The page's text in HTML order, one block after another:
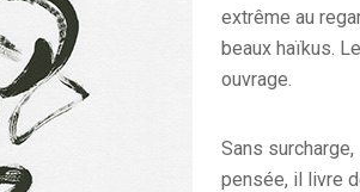
extrême au
beaux haïkus.
ouvrage.
Sans
pensée, il livre